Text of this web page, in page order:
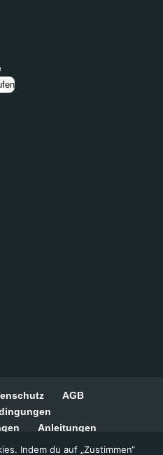
AGB
Anleitungen
Zahlungsarten
Indem du auf „Zustimmen“